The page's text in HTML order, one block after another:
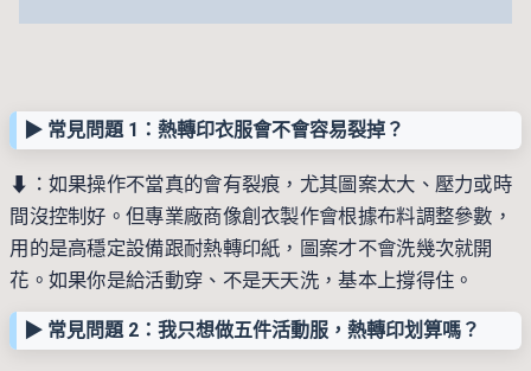
▶︎ 常見問題 1：熱轉印衣服會不會容易裂掉？
⬇︎：如果操作不當真的會有裂痕，尤其圖案太大、壓力或時
間沒控制好。但專業廠商像創衣製作會根據布料調整參數，
用的是高穩定設備跟耐熱轉印紙，圖案才不會洗幾次就開
花。如果你是給活動穿、不是天天洗，基本上撐得住。
▶︎ 常見問題 2：我只想做五件活動服，熱轉印划算嗎？